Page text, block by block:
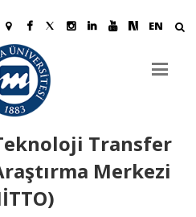
EN
Transfer
Merkezi